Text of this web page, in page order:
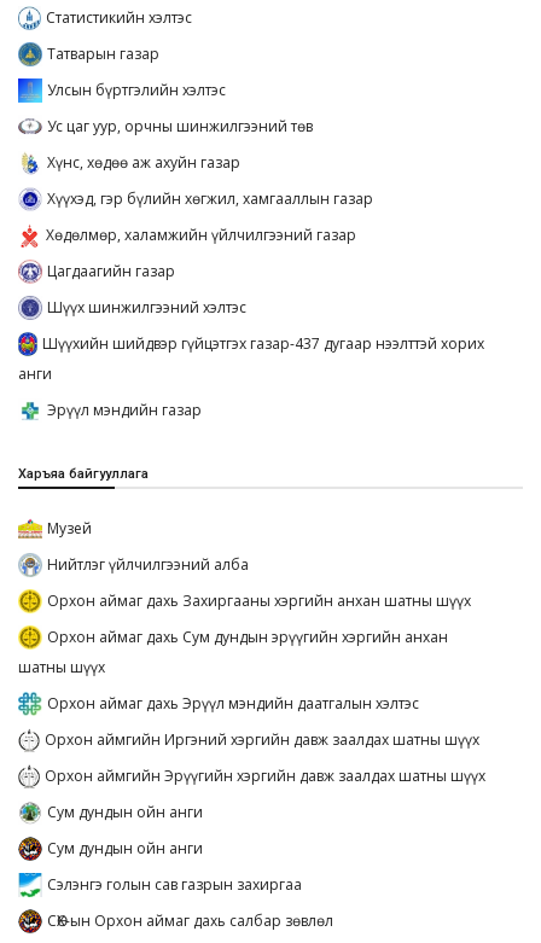
Статистикийн хэлтэс
Татварын газар
Улсын бүртгэлийн хэлтэс
Ус цаг уур, орчны шинжилгээний төв
Хүнс, хөдөө аж ахуйн газар
Хүүхэд, гэр бүлийн хөгжил, хамгааллын газар
Хөдөлмөр, халамжийн үйлчилгээний газар
Цагдаагийн газар
Шүүх шинжилгээний хэлтэс
Шүүхийн шийдвэр гүйцэтгэх газар-437 дугаар нээлттэй хорих
анги
Эрүүл мэндийн газар
Харъяа байгууллага
Музей
Нийтлэг үйлчилгээний алба
Орхон аймаг дахь Захиргааны хэргийн анхан шатны шүүх
Орхон аймаг дахь Сум дундын эрүүгийн хэргийн анхан
шатны шүүх
Орхон аймаг дахь Эрүүл мэндийн даатгалын хэлтэс
Орхон аймгийн Иргэний хэргийн давж заалдах шатны шүүх
Орхон аймгийн Эрүүгийн хэргийн давж заалдах шатны шүүх
Сум дундын ойн анги
Сум дундын ойн анги
Сэлэнгэ голын сав газрын захиргаа
СӨХ-ын Орхон аймаг дахь салбар зөвлөл